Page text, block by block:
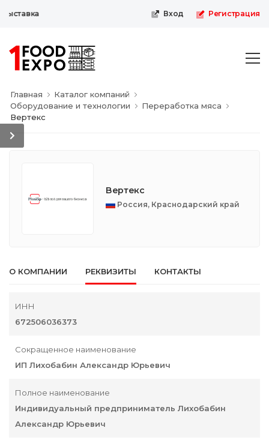
Вход Регистрация
Главная
Каталог компаний
Оборудование и технологии
Переработка мяса
Вертекс
Вертекс
Россия, Краснодарский край
О КОМПАНИИ РЕКВИЗИТЫ КОНТАКТЫ
ИНН
672506036373
Сокращенное наименование
ИП Лихобабин Александр Юрьевич
Полное наименование
Индивидуальный предприниматель Лихобабин
Александр Юрьевич